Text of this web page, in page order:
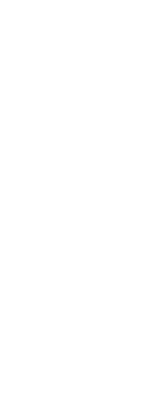
の詳細を見る